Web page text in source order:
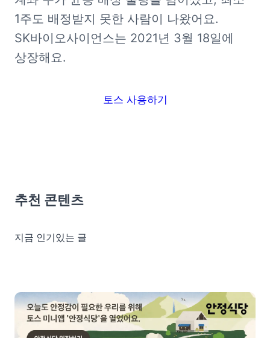
1주도 배정받지 못한 사람이 나왔어요.
SK바이오사이언스는 2021년 3월 18일에
상장해요.
토스 사용하기
추천 콘텐츠
지금 인기있는 글